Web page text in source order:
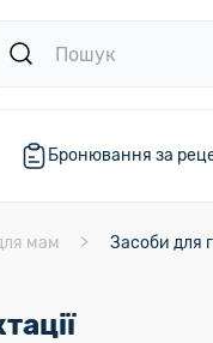
Бронювання за
мам Засоби для